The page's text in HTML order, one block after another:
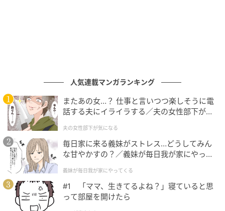
---驚きの発言ですね…。公衆電話の場所を「本当にあ
るかわからない」とお伝えしたとき、男性客はどのよ
うな反応をされていらっしゃいましたか？
すでに出口の方に向かって歩きながら「はいはい分か
った分かった」と、振り返りもせず出ていかれました
（笑）。
---再度来店されたときの状況を、詳しくお聞かせくだ
人気連載マンガランキング
またあの女…？ 仕事と言いつつ楽しそうに電
話する夫にイライラする／夫の女性部下が気
夫の女性部下が気になる
毎日家に来る義妹がストレス…どうしてみん
な甘やかすの？／義妹が毎日我が家にやって
が】
義妹が毎日我が家にやってくる
#1 「ママ、生きてるよね？」寝ていると思
って部屋を開けたら